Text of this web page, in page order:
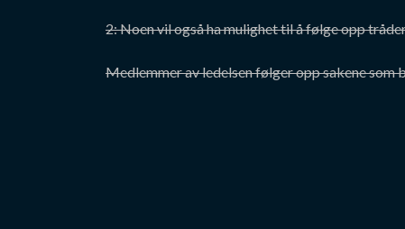
2: Noen vil også ha mulighet til å følge opp
Medlemmer av ledelsen følger opp sakene